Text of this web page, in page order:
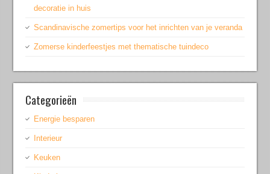
decoratie in huis
Scandinavische zomertips voor het inrichten van je veranda
Zomerse kinderfeestjes met thematische tuindeco
Categorieën
Energie besparen
Interieur
Keuken